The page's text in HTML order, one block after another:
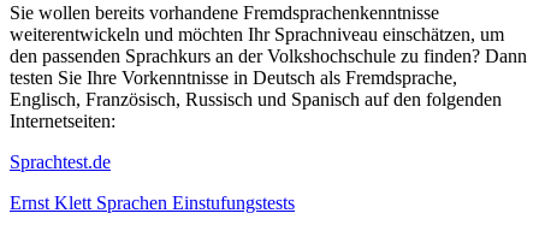
Sie wollen bereits vorhandene Fremdsprachenkenntnisse
weiterentwickeln und möchten Ihr Sprachniveau einschätzen, um
den passenden Sprachkurs an der Volkshochschule zu finden? Dann
testen Sie Ihre Vorkenntnisse in Deutsch als Fremdsprache,
Englisch, Französisch, Russisch und Spanisch auf den folgenden
Internetseiten:
Sprachtest.de
Ernst Klett Sprachen Einstufungstests